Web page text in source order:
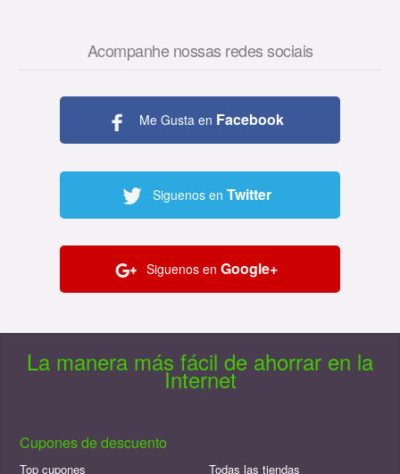
Acompanhe nossas redes sociais
Me Gusta en Facebook
Siguenos en Twitter
Siguenos en Google+
La manera más fácil de ahorrar en la
Internet
Cupones de descuento
Top cupones Todas las tiendas